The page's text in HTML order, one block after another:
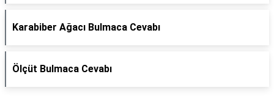
Karabiber Ağacı Bulmaca Cevabı
Ölçüt Bulmaca Cevabı